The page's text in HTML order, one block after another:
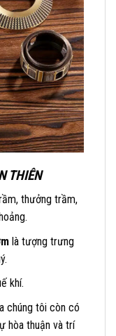
THIÊN
thưởng trầm,
là tượng trưng
khí.
chúng tôi còn có
hòa thuận và trí